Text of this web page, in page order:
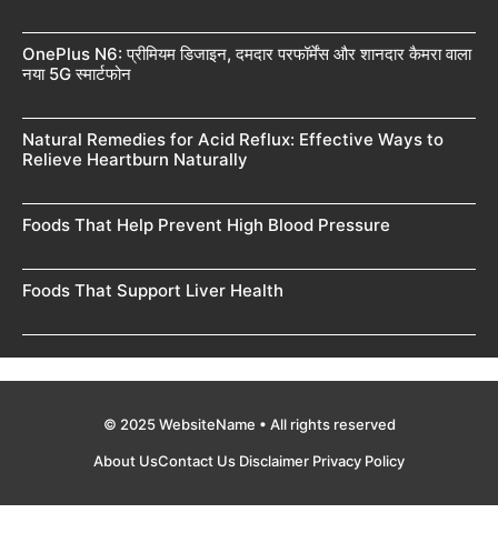
OnePlus N6: प्रीमियम डिजाइन, दमदार परफॉर्मेंस और शानदार कैमरा वाला
नया 5G स्मार्टफोन
Natural Remedies for Acid Reflux: Effective Ways to
Relieve Heartburn Naturally
Foods That Help Prevent High Blood Pressure
Foods That Support Liver Health
© 2025 WebsiteName • All rights reserved
About UsContact Us Disclaimer Privacy Policy